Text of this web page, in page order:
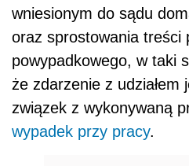
wniesionym do sądu
oraz sprostowania treści
powypadkowego, w taki
że zdarzenie z udziałem
związek z wykonywaną
wypadek przy pracy.